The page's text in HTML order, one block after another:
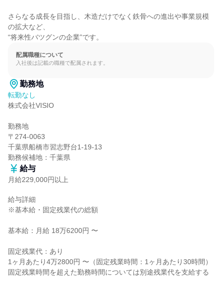
さらなる成長を目指し、木造だけでなく鉄骨への進出や事業規模
の拡大など、
“将来性バツグンの企業”です。
配属職種について
入社後は記載の職種で配属されます。
勤務地
転勤なし
株式会社VISIO
勤務地
〒274-0063
千葉県船橋市習志野台1-19-13
勤務候補地：千葉県
給与
月給229,000円以上
給与詳細
※基本給・固定残業代の総額
基本給：月給 18万6200円 〜
固定残業代：あり
1ヶ月あたり4万2800円 〜（固定残業時間：1ヶ月あたり30時間）
固定残業時間を超えた勤務時間については別途残業代を支給する